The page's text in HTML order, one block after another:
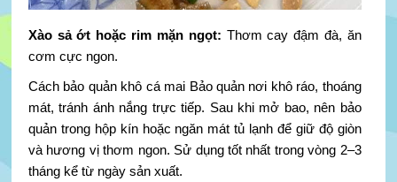
Xào sả ớt hoặc rim mặn ngọt: Thơm cay đậm đà, ăn
cơm cực ngon.
Cách bảo quản khô cá mai Bảo quản nơi khô ráo, thoáng
mát, tránh ánh nắng trực tiếp. Sau khi mở bao, nên bảo
quản trong hộp kín hoặc ngăn mát tủ lạnh để giữ độ giòn
và hương vị thơm ngon. Sử dụng tốt nhất trong vòng 2–3
tháng kể từ ngày sản xuất.